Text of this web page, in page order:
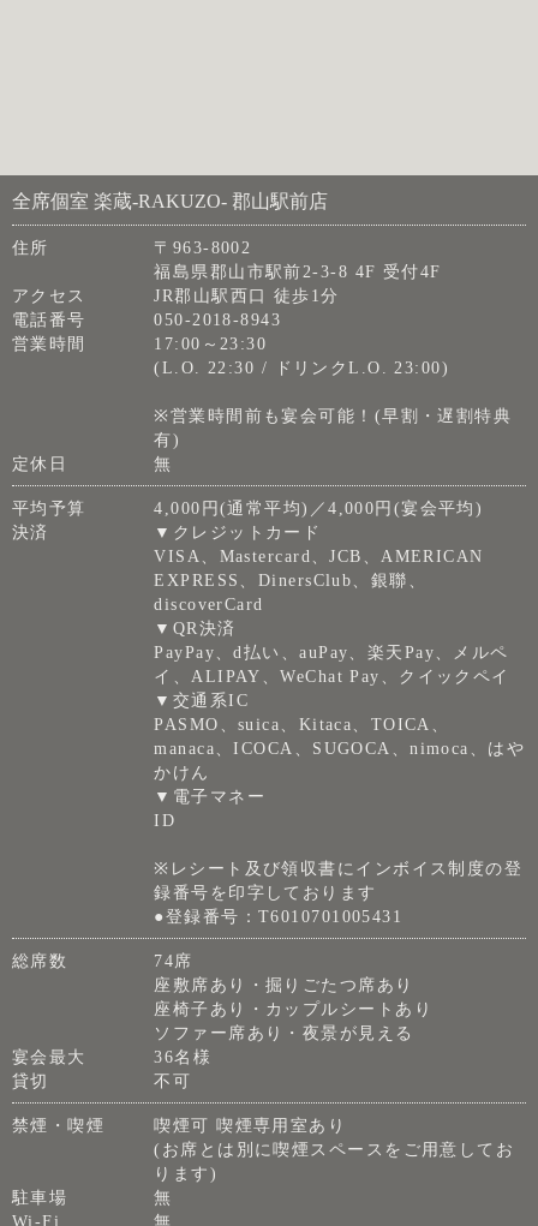
全席個室 楽蔵‐RAKUZO‐ 郡山駅前店
住所
〒963-8002
福島県郡山市駅前2-3-8 4F 受付4F
アクセス
JR郡山駅西口 徒歩1分
電話番号
050-2018-8943
営業時間
17:00～23:30
(L.O. 22:30 / ドリンクL.O. 23:00)
※営業時間前も宴会可能！(早割・遅割特典
有)
定休日
無
平均予算
4,000円(通常平均)／4,000円(宴会平均)
決済
▼クレジットカード
VISA、Mastercard、JCB、AMERICAN
EXPRESS、DinersClub、銀聯、
discoverCard
▼QR決済
PayPay、d払い、auPay、楽天Pay、メルペ
イ、ALIPAY、WeChat Pay、クイックペイ
▼交通系IC
PASMO、suica、Kitaca、TOICA、
manaca、ICOCA、SUGOCA、nimoca、はや
かけん
▼電子マネー
ID
※レシート及び領収書にインボイス制度の登
録番号を印字しております
●登録番号：T6010701005431
総席数
74席
座敷席あり・掘りごたつ席あり
座椅子あり・カップルシートあり
ソファー席あり・夜景が見える
宴会最大
36名様
貸切
不可
禁煙・喫煙
喫煙可 喫煙専用室あり
(お席とは別に喫煙スペースをご用意してお
ります)
駐車場
無
Wi-Fi
無